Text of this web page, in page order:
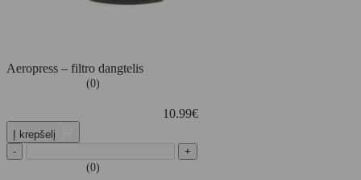
Aeropress – filtro dangtelis
(0)
10.99€
Į krepšelį
-
+
(0)